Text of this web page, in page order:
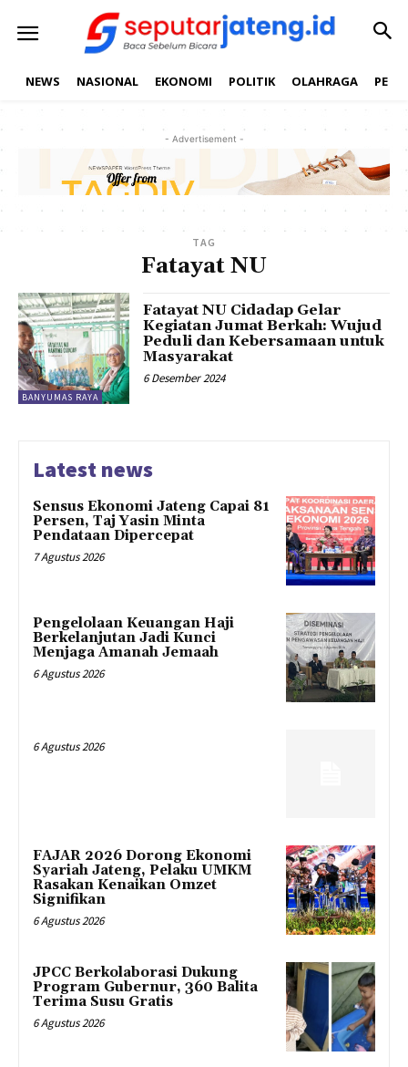
NEWS NASIONAL EKONOMI POLITIK OLAHRAGA
- Advertisement -
TAG
Fatayat NU
BANYUMAS RAYA
Fatayat NU Cidadap Gelar
Kegiatan Jumat Berkah: Wujud
Peduli dan Kebersamaan untuk
Masyarakat
6 Desember 2024
Latest news
Sensus Ekonomi Jateng Capai 81
Persen, Taj Yasin Minta
Pendataan Dipercepat
7 Agustus 2026
Pengelolaan Keuangan Haji
Berkelanjutan Jadi Kunci
Menjaga Amanah Jemaah
6 Agustus 2026
6 Agustus 2026
FAJAR 2026 Dorong Ekonomi
Syariah Jateng, Pelaku UMKM
Rasakan Kenaikan Omzet
Signifikan
6 Agustus 2026
JPCC Berkolaborasi Dukung
Program Gubernur, 360 Balita
Terima Susu Gratis
6 Agustus 2026